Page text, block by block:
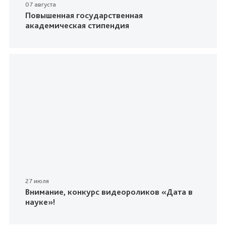
07 августа
Повышенная государственная
академическая стипендия
27 июля
Внимание, конкурс видеороликов «Дата в
науке»!